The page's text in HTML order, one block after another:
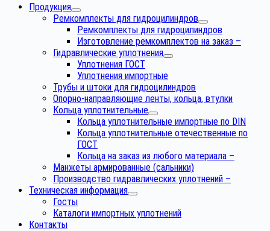
Продукция
Ремкомплекты для гидроцилиндров
Ремкомплекты для гидроцилиндров
Изготовление ремкомплектов на заказ –
Гидравлические уплотнения
Уплотнения ГОСТ
Уплотнения импортные
Трубы и штоки для гидроцилиндров
Опорно-направляющие ленты, кольца, втулки
Кольца уплотнительные
Кольца уплотнительные импортные по DIN
Кольца уплотнительные отечественные по
ГОСТ
Кольца на заказ из любого материала –
Манжеты армированные (сальники)
Производство гидравлических уплотнений –
Техническая информация
Госты
Каталоги импортных уплотнений
Контакты